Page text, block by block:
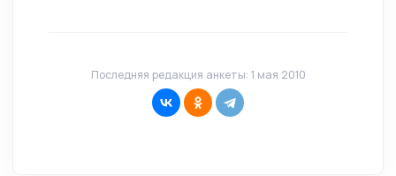
Последняя редакция анкеты: 1 мая 2010